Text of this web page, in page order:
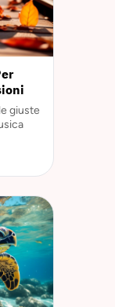
giuste